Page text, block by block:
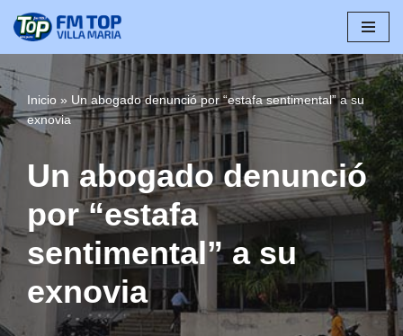
al
contenido
Inicio » Un abogado denunció por “estafa sentimental” a su
exnovia
Un abogado denunció
por “estafa
sentimental” a su
exnovia